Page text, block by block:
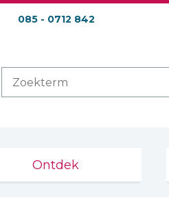
085 - 0712 842
Ontdek